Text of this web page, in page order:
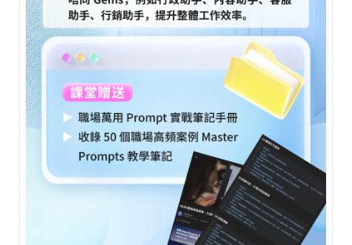
關於 DotAI